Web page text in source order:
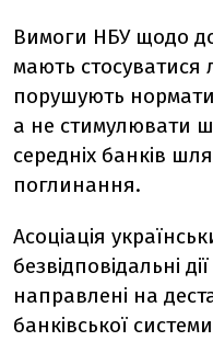
Вимоги НБУ щодо
мають стосуватися
порушують
а не стимулювати
середніх банків
поглинання.
Асоціація
безвідповідальні
направлені на
банківської